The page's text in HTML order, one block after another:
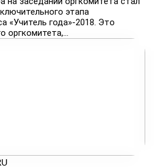
этапа
«Учитель года»-2018. Это
оргкомитета,...